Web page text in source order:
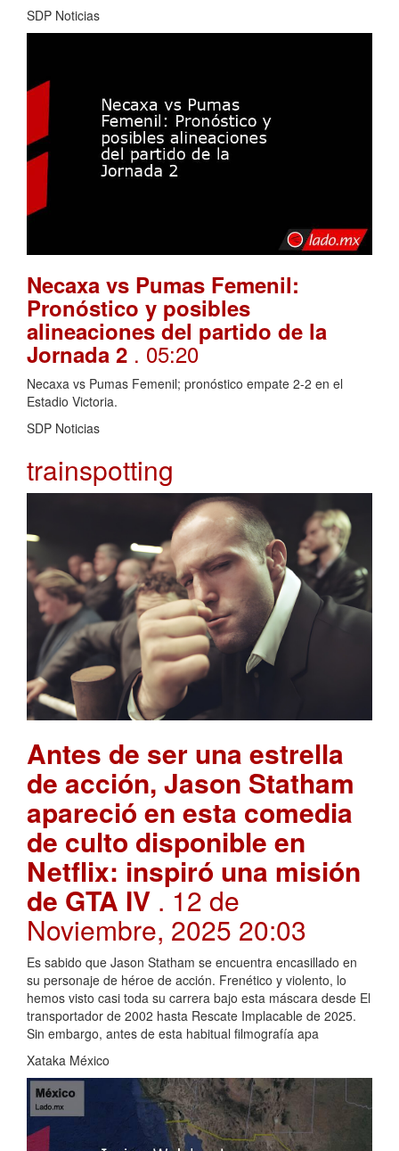
SDP Noticias
Necaxa vs Pumas Femenil:
Pronóstico y posibles
alineaciones del partido de la
Jornada 2 . 05:20
Necaxa vs Pumas Femenil; pronóstico empate 2-2 en el
Estadio Victoria.
SDP Noticias
trainspotting
Antes de ser una estrella
de acción, Jason Statham
apareció en esta comedia
de culto disponible en
Netflix: inspiró una misión
de GTA IV . 12 de
Noviembre, 2025 20:03
Es sabido que Jason Statham se encuentra encasillado en
su personaje de héroe de acción. Frenético y violento, lo
hemos visto casi toda su carrera bajo esta máscara desde El
transportador de 2002 hasta Rescate Implacable de 2025.
Sin embargo, antes de esta habitual filmografía apa
Xataka México